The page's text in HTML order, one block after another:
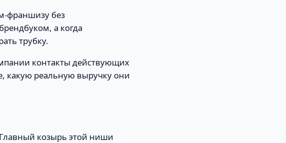
франшизу без
а когда
трубку.
контакты действующих
какую реальную выручку они
козырь этой ниши